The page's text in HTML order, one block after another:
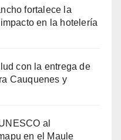
fortalece la
en la hotelería
con la entrega de
Cauquenes y
al
en el Maule